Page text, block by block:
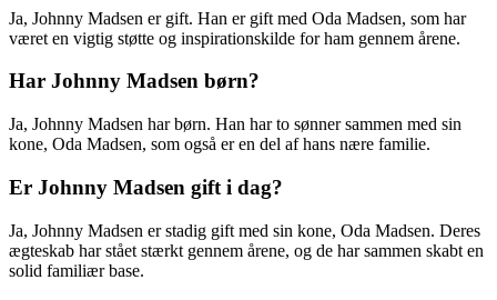
Ja, Johnny Madsen er gift. Han er gift med Oda Madsen, som har
været en vigtig støtte og inspirationskilde for ham gennem årene.
Har Johnny Madsen børn?
Ja, Johnny Madsen har børn. Han har to sønner sammen med sin
kone, Oda Madsen, som også er en del af hans nære familie.
Er Johnny Madsen gift i dag?
Ja, Johnny Madsen er stadig gift med sin kone, Oda Madsen. Deres
ægteskab har stået stærkt gennem årene, og de har sammen skabt en
solid familiær base.